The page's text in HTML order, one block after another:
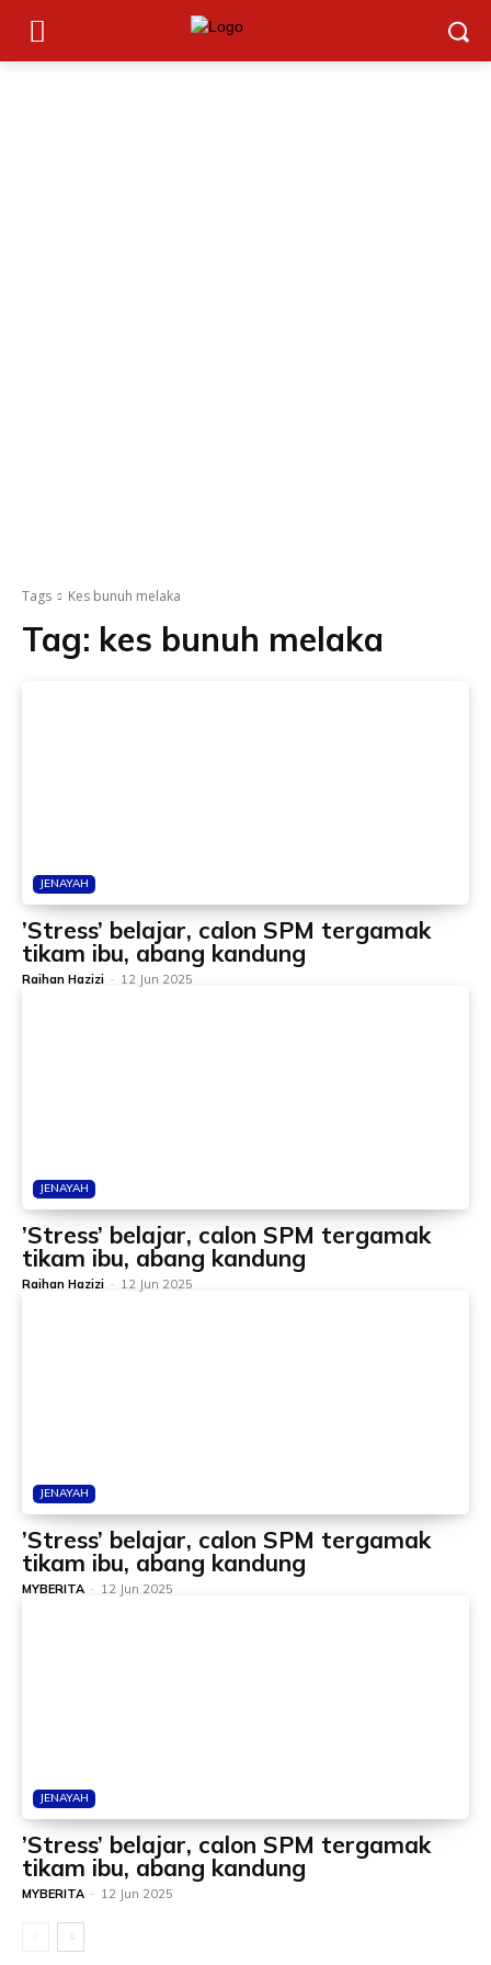
Tags Kes bunuh melaka
Tag: kes bunuh melaka
JENAYAH
’Stress’ belajar, calon SPM tergamak
tikam ibu, abang kandung
Raihan Hazizi - 12 Jun 2025
JENAYAH
’Stress’ belajar, calon SPM tergamak
tikam ibu, abang kandung
Raihan Hazizi - 12 Jun 2025
JENAYAH
’Stress’ belajar, calon SPM tergamak
tikam ibu, abang kandung
MYBERITA - 12 Jun 2025
JENAYAH
’Stress’ belajar, calon SPM tergamak
tikam ibu, abang kandung
MYBERITA - 12 Jun 2025